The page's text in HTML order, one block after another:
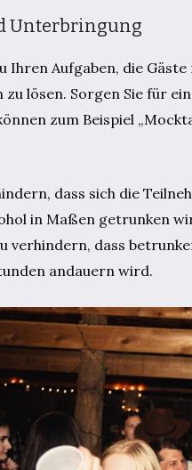
Unterbringung
Ihren Aufgaben, die
lösen. Sorgen Sie für
zum Beispiel
dass sich die
in Maßen getrunken
dass
andauern wird.